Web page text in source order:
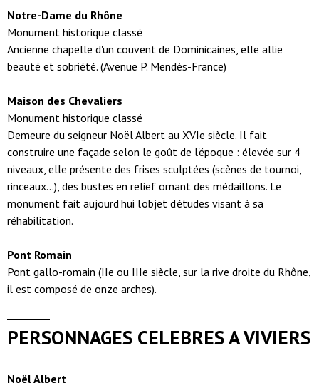
Notre-Dame du Rhône
Monument historique classé
Ancienne chapelle d'un couvent de Dominicaines, elle allie
beauté et sobriété. (Avenue P. Mendès-France)
Maison des Chevaliers
Monument historique classé
Demeure du seigneur Noël Albert au XVIe siècle. Il fait
construire une façade selon le goût de l'époque : élevée sur 4
niveaux, elle présente des frises sculptées (scènes de tournoi,
rinceaux…), des bustes en relief ornant des médaillons. Le
monument fait aujourd'hui l'objet d'études visant à sa
réhabilitation.
Pont Romain
Pont gallo-romain (IIe ou IIIe siècle, sur la rive droite du Rhône,
il est composé de onze arches).
PERSONNAGES CELEBRES A VIVIERS
Noël Albert